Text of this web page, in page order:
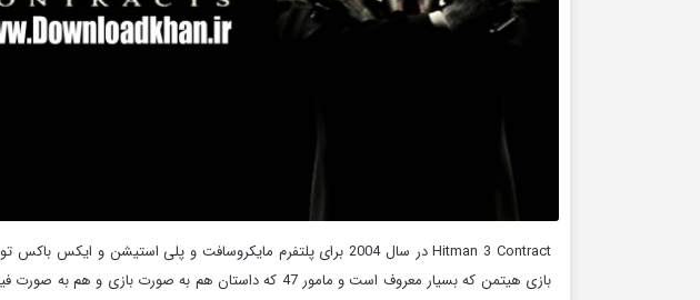
بازی هیتمن که بسیار معروف است و مامور 47 که داستان هم به